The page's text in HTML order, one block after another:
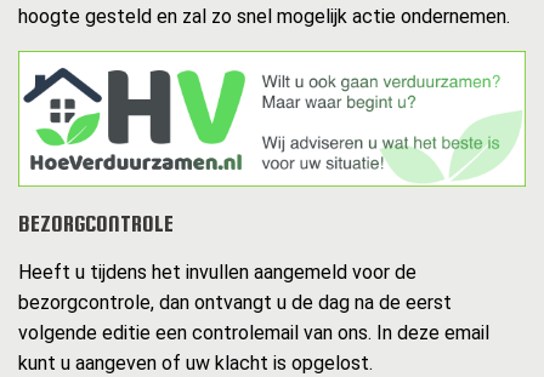
hoogte gesteld en zal zo snel mogelijk actie ondernemen.
BEZORGCONTROLE
Heeft u tijdens het invullen aangemeld voor de
bezorgcontrole, dan ontvangt u de dag na de eerst
volgende editie een controlemail van ons. In deze email
kunt u aangeven of uw klacht is opgelost.